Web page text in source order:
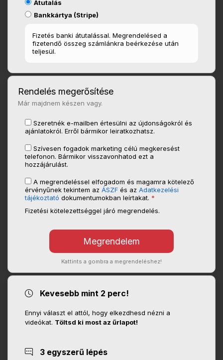
Átutalás
Bankkártya (Stripe)
Fizetés banki átutalással. Megrendelésed a
fizetendő összeg számlánkra beérkezése után
teljesül.
Rendelés megerősítése
Már majdnem készen vagy.
Szeretnék e-mailben értesülni az újdonságokról és
ajánlatokról. Erről bármikor leiratkozhatsz.
Szívesen fogadok marketing célú megkeresést
telefonon. Bármikor visszavonhatod ezt a
hozzájárulást.
A megrendeléssel elfogadom és magamra kötelező
érvényűnek tekintem azÁSZF és azAdatkezelési
tájékoztató dokumentumokban leírtakat. *
Fizetési kötelezettséggel járó megrendelés.
Kattints a gombra a megrendeléshez!
Kevesebb mint 2 perc!
Ennyi választ el attól, hogy elkezdhesd nézni a
videókat. Töltsd ki most az űrlapot!
3 egyszerű lépés